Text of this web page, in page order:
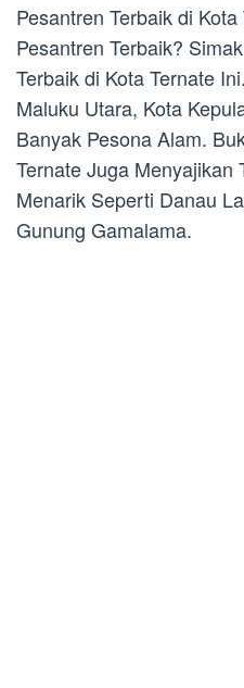
Pesantren Terbaik di
Pesantren Terbaik?
Terbaik di Kota Ternate
Maluku Utara, Kota
Banyak Pesona Alam.
Ternate Juga Menyajikan
Menarik Seperti Danau
Gunung Gamalama.